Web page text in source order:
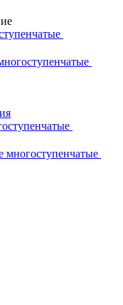
многоступенчатые